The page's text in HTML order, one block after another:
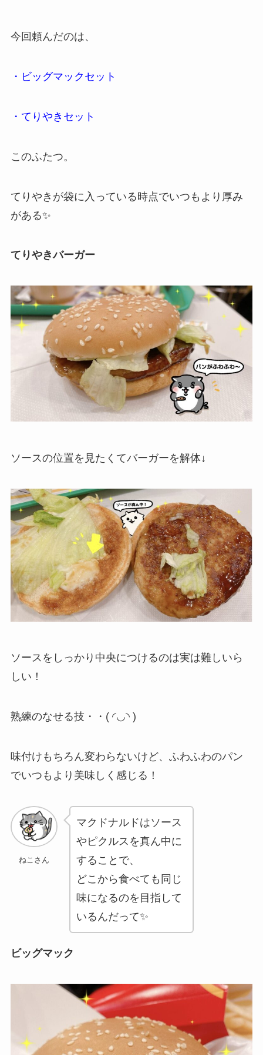
今回頼んだのは、
・ビッグマックセット
・てりやきセット
このふたつ。
てりやきが袋に入っている時点でいつもより厚み
がある✨
てりやきバーガー
ソースの位置を見たくてバーガーを解体↓
ソースをしっかり中央につけるのは実は難しいら
しい！
熟練のなせる技・・( ◜︎◡︎◝︎ )
味付けもちろん変わらないけど、ふわふわのパン
でいつもより美味しく感じる！
ねこさん
マクドナルドはソース
やピクルスを真ん中に
することで、
どこから食べても同じ
味になるのを目指して
いるんだって✨
ビッグマック